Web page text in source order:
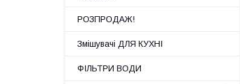
РОЗПРОДАЖ!
Змішувачі ДЛЯ КУХНІ
ФІЛЬТРИ ВОДИ